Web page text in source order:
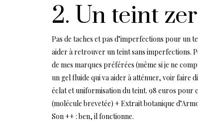
2. Un teint
Pas de taches et pas d’imperfections pour un
aider à retrouver un teint sans imperfections.
de mes marques préférées (même si je ne
un gel fluide qui va aider à atténuer, voir faire
éclat et uniformisation du teint. 98 euros pour
(molécule brevetée) + Extrait botanique
Son ++ : ben, il fonctionne.